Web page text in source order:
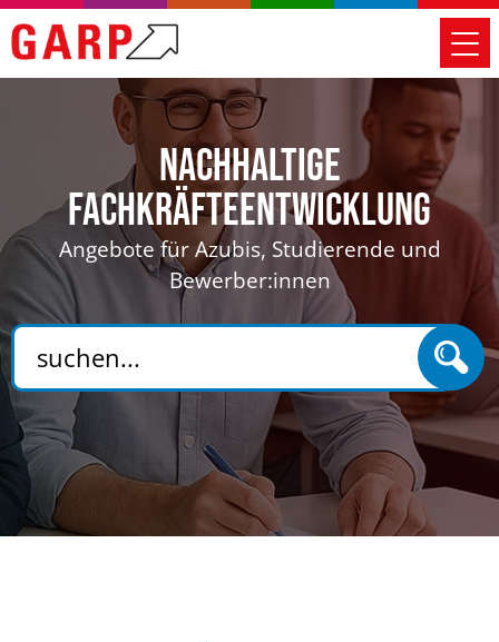
Nachhaltige
Fachkräfteentwicklung
Angebote für Azubis, Studierende und
Bewerber:innen